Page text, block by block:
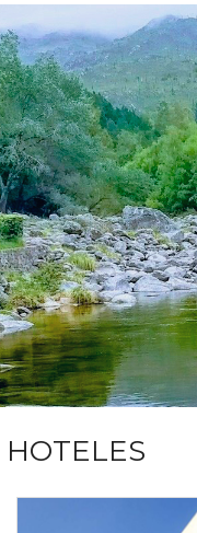
HOTELES